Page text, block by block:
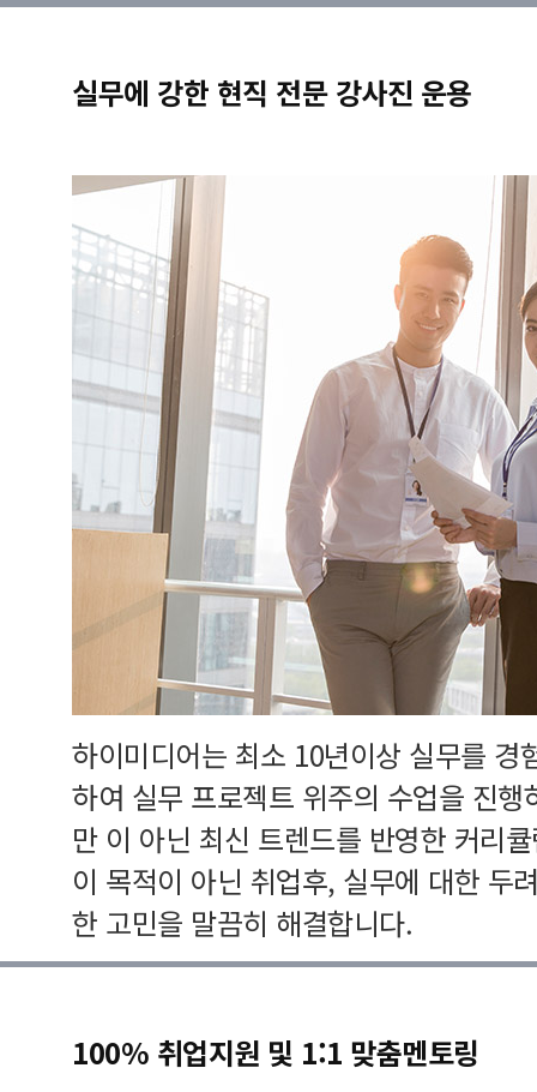
실무에 강한 현직 전문 강사진 운용
하이미디어는 최소 10년이상 실무를 경
하여 실무 프로젝트 위주의 수업을 진
만 이 아닌 최신 트렌드를 반영한 커리
이 목적이 아닌 취업후, 실무에 대한 두
한 고민을 말끔히 해결합니다.
100% 취업지원 및 1:1 맞춤멘토링